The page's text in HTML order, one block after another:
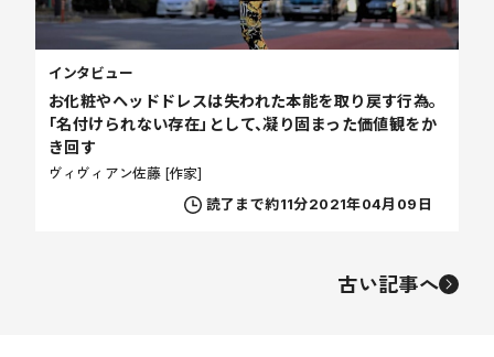
お化粧やヘッドドレスは失われた本能を取り戻す行為。
「名付けられない存在」として、凝り固まった価値観をか
き回す
ヴィヴィアン佐藤 [作家]
インタビュー
読了まで約11分2021年04月09日
古い記事へ